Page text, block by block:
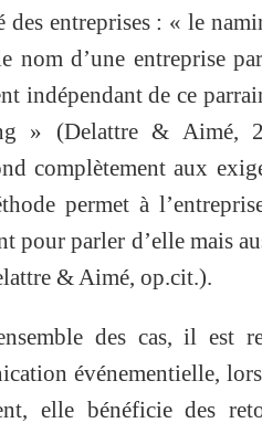
des entreprises : « le
nom d’une entreprise
indépendant de ce
» (Delattre & Aimé,
complètement aux
permet à
pour parler d’elle mais
& Aimé, op.cit.).
des cas, il est
événementielle,
elle bénéficie des